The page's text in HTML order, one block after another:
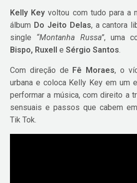
Kelly Key voltou com tudo para a
álbum Do Jeito Delas, a cantora
single “Montanha Russa”, uma
Bispo, Ruxell eSérgio Santos.
Com direção de Fê Moraes, o
urbana e coloca Kelly Key em um
performar a música, com direito a
sensuais e passos que cabem
Tik Tok.